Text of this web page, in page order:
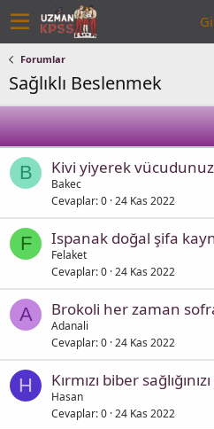
Forumlar
Sağlıklı Beslenmek
B Kivi yiyerek
Bakec
Cevaplar 0 24 Kas 2022
F Ispanak doğal şifa
Felaket
Cevaplar 0 24 Kas 2022
A Brokoli her zaman
Adanali
Cevaplar 0 24 Kas 2022
H Kırmızı biber
Hasan
Cevaplar 0 24 Kas 2022